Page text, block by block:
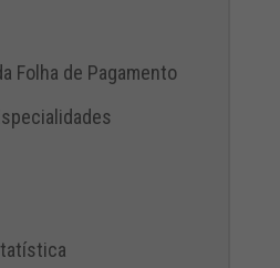
Folha de Pagamento